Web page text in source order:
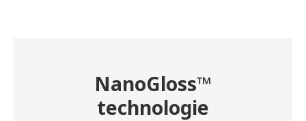
NanoGloss™
technologie